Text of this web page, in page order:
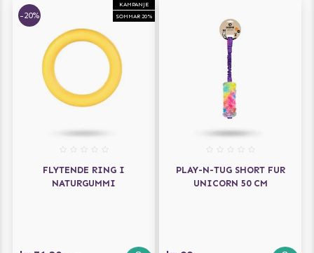
KAMPANJE
SOMMAR 20%
-20%
FLYTENDE RING I
NATURGUMMI
PLAY-N-TUG SHORT FUR
UNICORN 50 CM